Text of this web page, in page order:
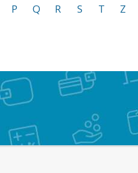
P Q R S T
Z